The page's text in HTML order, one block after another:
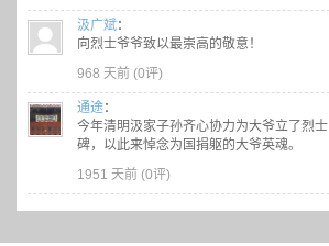
汲广斌：
向烈士爷爷致以最崇高的敬意！
968 天前 (0评)
通途：
今年清明汲家子孙齐心协力为大爷立了烈士
碑，以此来悼念为国捐躯的大爷英魂。
1951 天前 (0评)